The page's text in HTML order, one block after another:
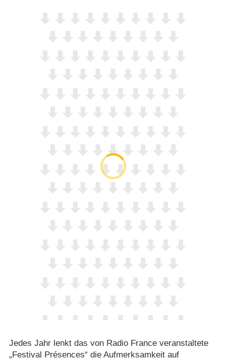
Jedes Jahr lenkt das von Radio France veranstaltete
„Festival Présences“ die Aufmerksamkeit auf